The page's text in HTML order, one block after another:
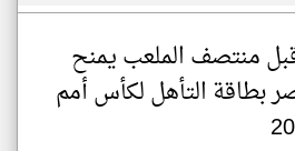
منتصف الملعب يمنح
بطاقة التأهل لكأس أمم